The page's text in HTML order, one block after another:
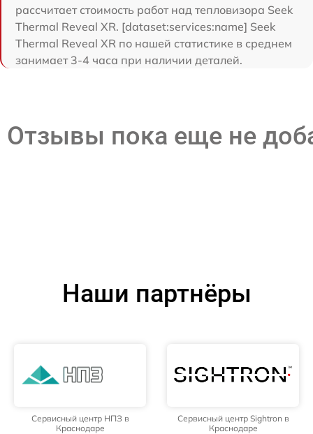
рассчитает стоимость работ над тепловизора Seek
Thermal Reveal XR. [dataset:services:name] Seek
Thermal Reveal XR по нашей статистике в среднем
занимает 3-4 часа при наличии деталей.
Отзывы пока еще не
Наши партнёры
Сервисный центр НПЗ в
Краснодаре
Сервисный центр Sightron в
Краснодаре